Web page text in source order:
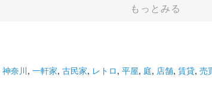
もっとみる
神奈川, 一軒家, 古民家, レトロ, 平屋, 庭, 店舗, 賃貸, 売